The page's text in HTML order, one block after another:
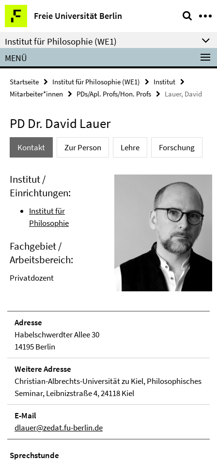
Springe
direkt
zu
Inhalt
Freie Universität Berlin
Service-
Navigation
Institut für Philosophie (WE1)
MENÜ
Startseite Institut für Philosophie (WE1)
Institut
Mitarbeiter*innen
PDs/Apl. Profs/Hon. Profs Lauer, David
PD Dr. David Lauer
Kontakt Zur Person Lehre Forschung
Institut /
Einrichtungen:
Institut für
Philosophie
Fachgebiet /
Arbeitsbereich:
Privatdozent
Adresse
Habelschwerdter Allee 30
14195 Berlin
Weitere Adresse
Christian-Albrechts-Universität zu Kiel, Philosophisches
Seminar, Leibnizstraße 4, 24118 Kiel
E-Mail
dlauer@zedat.fu-berlin.de
Sprechstunde